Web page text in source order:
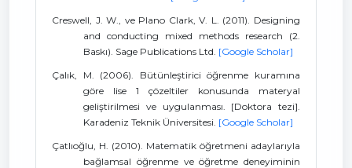
Creswell, J. W., ve Plano Clark, V. L. (2011). Designing
and conducting mixed methods research (2.
Baskı). Sage Publications Ltd. [Google Scholar]
Çalık, M. (2006). Bütünleştirici öğrenme kuramına
göre lise 1 çözeltiler konusunda materyal
geliştirilmesi ve uygulanması. [Doktora tezi].
Karadeniz Teknik Üniversitesi. [Google Scholar]
Çatlıoğlu, H. (2010). Matematik öğretmeni adaylarıyla
bağlamsal öğrenme ve öğretme deneyiminin